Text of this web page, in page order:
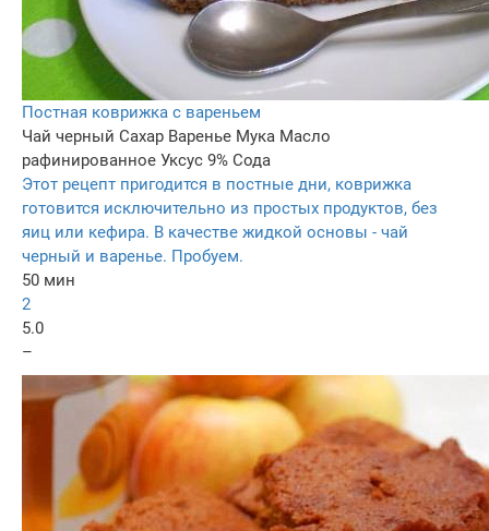
Постная коврижка с вареньем
Чай черный Сахар Варенье Мука Масло
рафинированное Уксус 9% Сода
Этот рецепт пригодится в постные дни, коврижка
готовится исключительно из простых продуктов, без
яиц или кефира. В качестве жидкой основы - чай
черный и варенье. Пробуем.
50 мин
2
5.0
–